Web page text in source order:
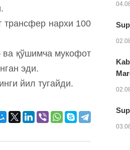
трансфер нархи 100
ва қўшимча мукофот
эди.
йил тугайди.